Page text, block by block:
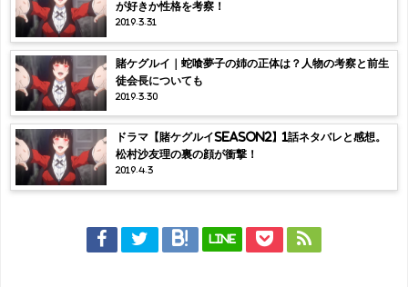
が好きか性格を考察！
2019.3.31
賭ケグルイ｜蛇喰夢子の姉の正体は？人物の考察と前生
徒会長についても
2019.3.30
ドラマ【賭ケグルイseason2】1話ネタバレと感想。
松村沙友理の裏の顔が衝撃！
2019.4.3
LINE